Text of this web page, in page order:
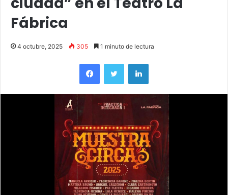
Fábrica
4 octubre, 2025 305 1 minuto de lectura